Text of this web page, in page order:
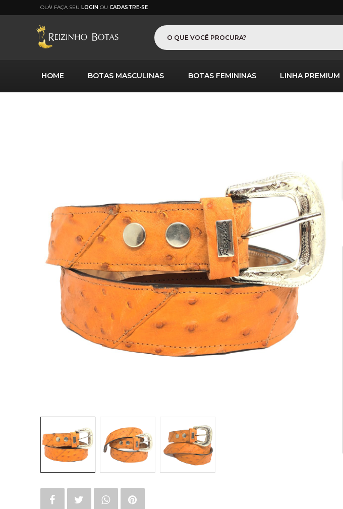
OLÁ! FAÇA SEU LOGIN OU CADASTRE-SE
HOME BOTAS MASCULINAS BOTAS FEMININAS LINHA PREMIUM